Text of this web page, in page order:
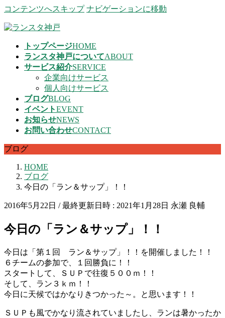
コンテンツへスキップ ナビゲーションに移動
トップページHOME
ランスタ神戸についてABOUT
サービス紹介SERVICE
企業向けサービス
個人向けサービス
ブログBLOG
イベントEVENT
お知らせNEWS
お問い合わせCONTACT
ブログ
HOME
ブログ
今日の「ラン＆サップ」！！
2016年5月22日 / 最終更新日時 : 2021年1月28日 永瀬 良輔
今日の「ラン＆サップ」！！
今日は「第１回 ラン＆サップ」！！を開催しました！！
６チームの参加で、１回勝負に！！
スタートして、ＳＵＰで往復５００ｍ！！
そして、ラン３ｋｍ！！
今日に天候ではかなりきつかった～。と思います！！
ＳＵＰも風でかなり流されていましたし、ランは暑かったか